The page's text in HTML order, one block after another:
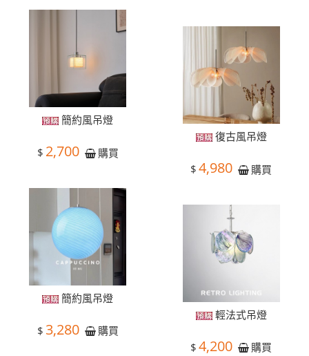
簡約風吊燈
$ 2,700 購買
復古風吊燈
$ 4,980 購買
簡約風吊燈
$ 3,280 購買
輕法式吊燈
$ 4,200 購買